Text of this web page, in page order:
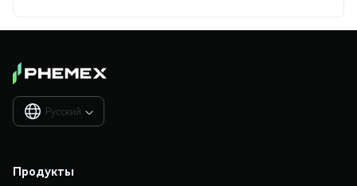
Русский 
Продукты